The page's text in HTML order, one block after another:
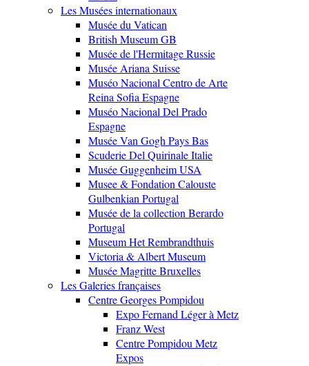
Les Musées internationaux
Musée du Vatican
British Museum GB
Musée de l'Hermitage Russie
Musée Ariana Suisse
Muséo Nacional Centro de Arte
Reina Sofia Espagne
Muséo Nacional Del Prado
Espagne
Musée Van Gogh Pays Bas
Scuderie Del Quirinale Italie
Musée Guggenheim USA
Musee & Fondation Calouste
Gulbenkian Portugal
Musée de la collection Berardo
Portugal
Museum Het Rembrandthuis
Victoria & Albert Museum
Musée Magritte Bruxelles
Les Galeries françaises
Centre Georges Pompidou
Expo Fernand Léger à Metz
Franz West
Centre Pompidou Metz
Expos